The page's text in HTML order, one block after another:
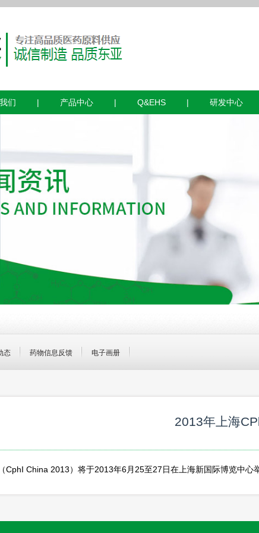
们 | 产品中心 | Q&EHS | 研发中心
态 药物信息反馈 电子画册
2013年上海
CphI China 2013）将于2013年6月25至27日在上海新国际博览中心